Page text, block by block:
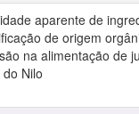
aparente de
de origem
na alimentação de
Nilo